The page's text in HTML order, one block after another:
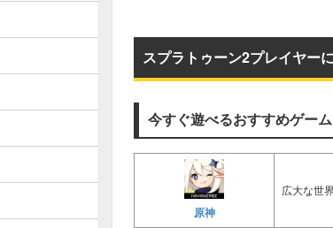
スプラトゥーン2プレイヤー
今すぐ遊べるおすすめゲーム
原神
広大な世